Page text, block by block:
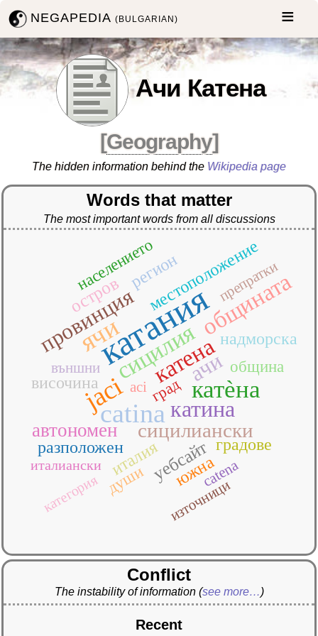
NEGAPEDIA(BULGARIAN)
Ачи Катена
[Geography]
The hidden information behind the Wikipedia page
Words that matter
The most important words from all discussions
катания
catina
jaci
ячи
катѐна
сицилия
катена
общината
катина
ачи
провинция
сицилиански
автономен
остров
уебсайт
височина
градове
италия
местоположение
надморска
разположен
регион
южна
души
населението
община
град
aci
catena
външни
източници
препратки
италиански
категория
Conflict
The instability of information (see more…)
Recent